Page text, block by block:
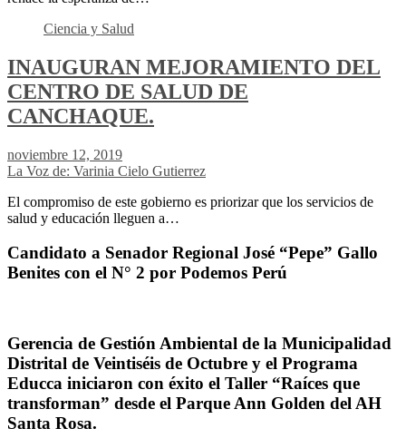
Ciencia y Salud
INAUGURAN MEJORAMIENTO DEL
CENTRO DE SALUD DE
CANCHAQUE.
noviembre 12, 2019
La Voz de: Varinia Cielo Gutierrez
El compromiso de este gobierno es priorizar que los servicios de
salud y educación lleguen a…
Candidato a Senador Regional José “Pepe” Gallo
Benites con el N° 2 por Podemos Perú
Gerencia de Gestión Ambiental de la Municipalidad
Distrital de Veintiséis de Octubre y el Programa
Educca iniciaron con éxito el Taller “Raíces que
transforman” desde el Parque Ann Golden del AH
Santa Rosa.